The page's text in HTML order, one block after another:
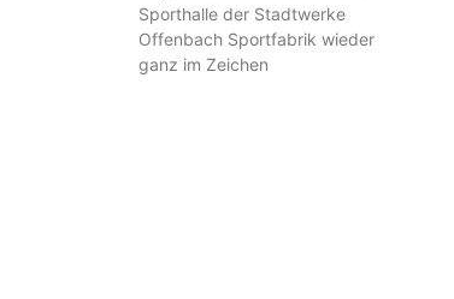
Sporthalle der Stadtwerke
Offenbach Sportfabrik wieder
ganz im Zeichen